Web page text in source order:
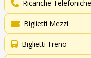
Ricariche Telefoniche
Biglietti Mezzi
Biglietti Treno